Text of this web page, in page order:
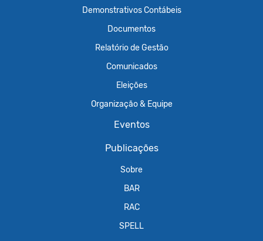
Demonstrativos Contábeis
Documentos
Relatório de Gestão
Comunicados
Eleições
Organização & Equipe
Eventos
Publicações
Sobre
BAR
RAC
SPELL